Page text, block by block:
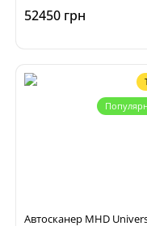
52450 грн
Автосканер MHD